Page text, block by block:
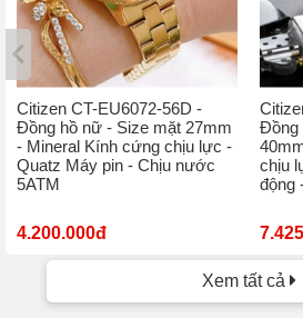
Citizen CT-EU6072-56D -
Đồng hồ nữ - Size mặt 27mm
- Mineral Kính cứng chịu lực -
Quatz Máy pin - Chịu nước
5ATM
4.200.000đ
Đồng
chịu
động
Xem tất cả